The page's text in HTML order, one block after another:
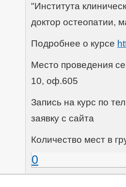
"Института
доктор остеопатии,
Подробнее о курсе
Место проведения
10, оф.605
Запись на курс по
заявку с сайта
Количество мест в
0